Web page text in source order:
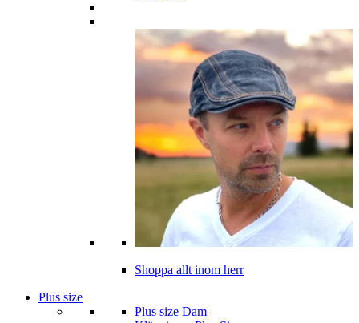
Shoppa allt inom herr
Plus size
Plus size Dam